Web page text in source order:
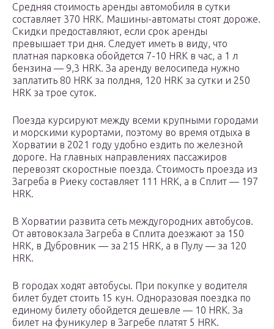
Средняя стоимость аренды автомобиля в сутки
составляет 370 HRK. Машины-автоматы стоят дороже.
Скидки предоставляют, если срок аренды
превышает три дня. Следует иметь в виду, что
платная парковка обойдется 7-10 HRK в час, а 1 л
бензина — 9,3 HRK. За аренду велосипеда нужно
заплатить 80 HRK за полдня, 120 HRK за сутки и 250
HRK за трое суток.
Поезда курсируют между всеми крупными городами
и морскими курортами, поэтому во время отдыха в
Хорватии в 2021 году удобно ездить по железной
дороге. На главных направлениях пассажиров
перевозят скоростные поезда. Стоимость проезда из
Загреба в Риеку составляет 111 HRK, а в Сплит — 197
HRK.
В Хорватии развита сеть междугородних автобусов.
От автовокзала Загреба в Сплита доезжают за 150
HRK, в Дубровник — за 215 HRK, а в Пулу — за 120
HRK.
В городах ходят автобусы. При покупке у водителя
билет будет стоить 15 кун. Одноразовая поездка по
единому билету обойдется дешевле — 10 HRK. За
билет на фуникулер в Загребе платят 5 HRK.